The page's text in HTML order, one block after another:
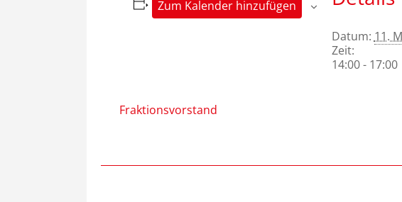
Zum Kalender hinzufügen
Datum: 11.
Zeit:
14:00 - 17:00
Fraktionsvorstand